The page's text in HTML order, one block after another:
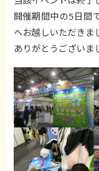
開催期間中の5日間
へお越しいただきま
ありがとうございま